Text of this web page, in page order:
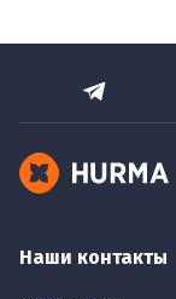
Наши контакты